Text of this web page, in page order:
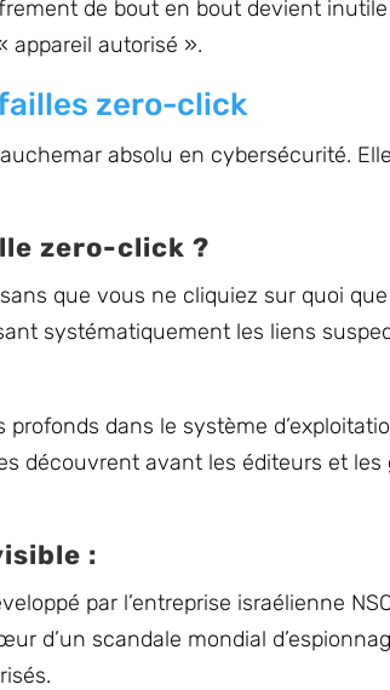
de bout en bout devient
appareil autorisé ».
zero-click
absolu en cybersécurité.
zero-click ?
que vous ne cliquiez sur quoi
systématiquement les liens
dans le système
découvrent avant les éditeurs et les
:
par l’entreprise israélienne
d’un scandale mondial